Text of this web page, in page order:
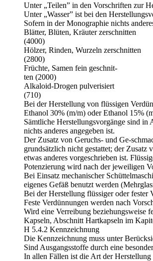
Unter „Teilen” in den Vorschriften zur
Unter „Wasser” ist bei den
Sofern in der Monographie nichts
Blätter, Blüten, Kräuter zerschnitten
(4000)
Hölzer, Rinden, Wurzeln zerschnitten
(2800)
Früchte, Samen fein geschnit-
ten (2000)
Alkaloid-Drogen pulverisiert
(710)
Bei der Herstellung von flüssigen
Ethanol 30% (m/m) oder Ethanol 15%
Sämtliche Herstellungsvorgänge sind in
nichts anderes angegeben ist.
Der Zusatz von Geruchs- und Ge-
grundsätzlich nicht gestattet; der
etwas anderes vorgeschrieben ist.
Potenzierung wird nach der jeweiligen
Bei Einsatz mechanischer
eigenes Gefäß benutzt werden
Bei der Herstellung flüssiger oder fe­ster
Feste Verdünnungen werden nach
Wird eine Verreibung beziehungsweise
Kapseln, Abschnitt Hartkapseln im
H 5.4.2 Kennzeichnung
Die Kennzeichnung muss unter
Sind Ausgangsstoffe durch eine
In allen Fällen ist die Art der